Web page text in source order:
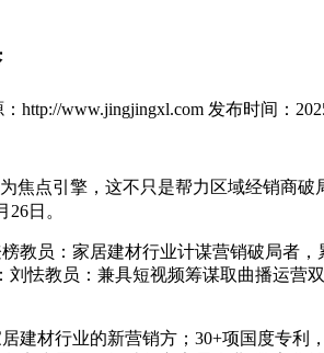
http://www.jingjingxl.com 发布时间：
点引擎，这不只是帮力区域经销商破
26日。
员：家居建材行业计谋营销破局者，
怯教员：兼具短视频筹谋取曲播运
材行业的新营销方；30+项国度专利